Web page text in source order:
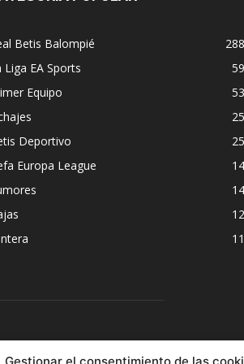
Betis Balompié
Liga EA Sports
Equipo
Deportivo
Europa League